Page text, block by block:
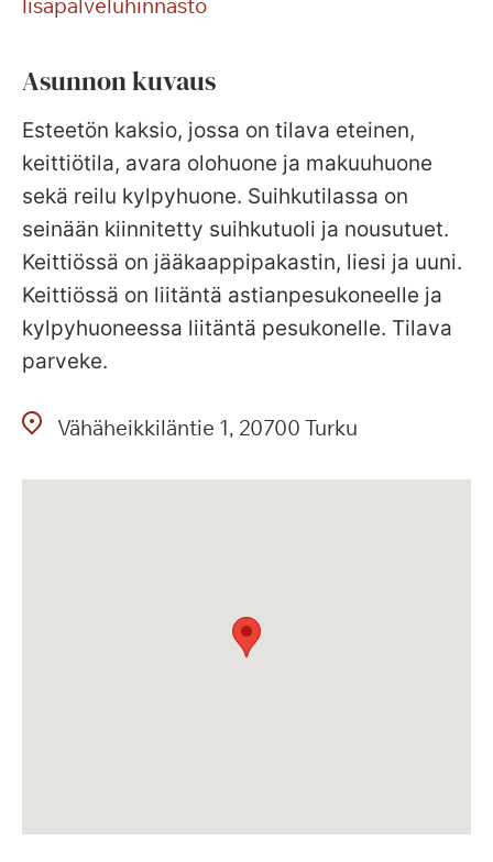
lisäpalveluhinnasto
Asunnon kuvaus
Esteetön kaksio, jossa on tilava eteinen,
keittiötila, avara olohuone ja makuuhuone
sekä reilu kylpyhuone. Suihkutilassa on
seinään kiinnitetty suihkutuoli ja nousutuet.
Keittiössä on jääkaappipakastin, liesi ja uuni.
Keittiössä on liitäntä astianpesukoneelle ja
kylpyhuoneessa liitäntä pesukonelle. Tilava
parveke.
Vähäheikkiläntie 1 20700 Turku